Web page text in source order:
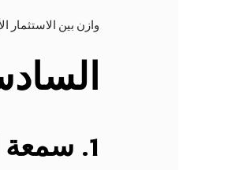
وازن بين الاستثمار
1. سمعة